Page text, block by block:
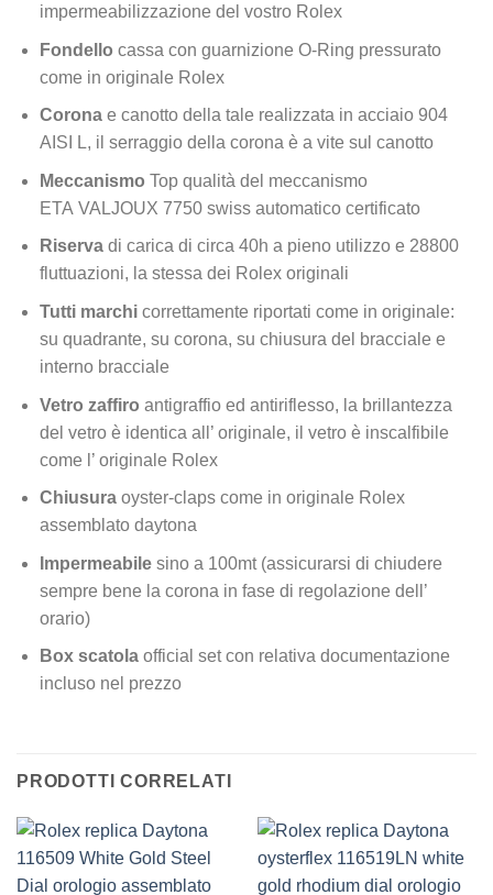
impermeabilizzazione del vostro Rolex
Fondello cassa con guarnizione O-Ring pressurato
come in originale Rolex
Coronae canotto della tale realizzata in acciaio 904
AISI L, il serraggio della corona è a vite sul canotto
Meccanismo Top qualità del meccanismo
ETA VALJOUX 7750 swiss automatico certificato
Riservadi carica di circa 40h a pieno utilizzo e 28800
fluttuazioni, la stessa dei Rolex originali
Tutti marchi correttamente riportati come in originale:
su quadrante, su corona, su chiusura del bracciale e
interno bracciale
Vetro zaffiro antigraffio ed antiriflesso, la brillantezza
del vetro è identica all’ originale, il vetro è inscalfibile
come l’ originale Rolex
Chiusuraoyster-claps come in originale Rolex
assemblato daytona
Impermeabilesino a 100mt (assicurarsi di chiudere
sempre bene la corona in fase di regolazione dell’
orario)
Box scatolaofficial set con relativa documentazione
incluso nel prezzo
PRODOTTI CORRELATI